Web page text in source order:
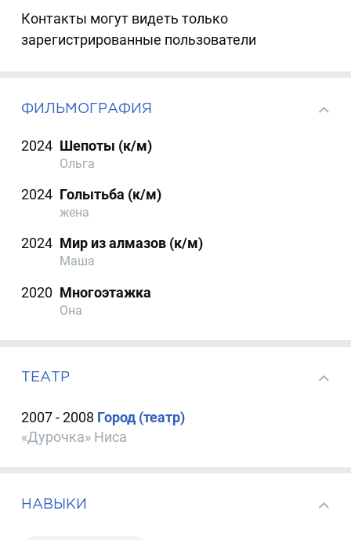
Контакты могут видеть только
зарегистрированные пользователи
ФИЛЬМОГРАФИЯ
2024 Шепоты (к/м)
Ольга
2024 Голытьба (к/м)
жена
2024 Мир из алмазов (к/м)
Маша
2020 Многоэтажка
Она
ТЕАТР
2007 - 2008 Город (театр)
«Дурочка» Ниса
НАВЫКИ